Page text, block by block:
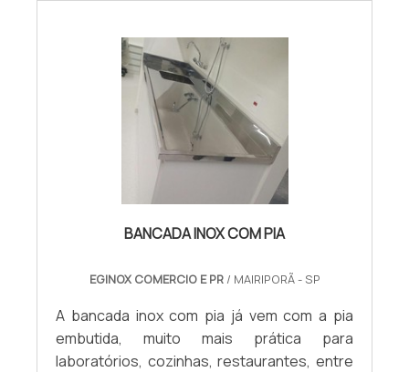
BANCADA INOX COM PIA
EGINOX COMERCIO E PR/ MAIRIPORÃ - SP
A bancada inox com pia já vem com a pia
embutida, muito mais prática para
laboratórios, cozinhas, restaurantes, entre